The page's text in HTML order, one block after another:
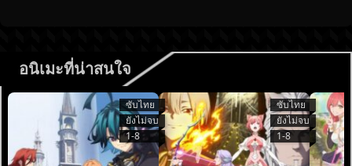
อนิเมะที่น่าสนใจ
ซับไทย
ยังไม่จบ
1-8
ซับไทย
ยังไม่จบ
1-8